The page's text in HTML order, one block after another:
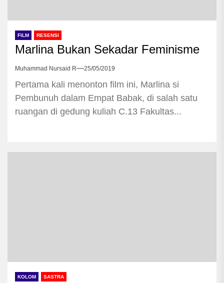
FILM RESENSI
Marlina Bukan Sekadar Feminisme
Muhammad Nursaid R 25/05/2019
Pertama kali menonton film ini, Marlina si
Pembunuh dalam Empat Babak, di salah satu
ruangan di gedung kuliah C.13 Fakultas...
KOLOM SASTRA